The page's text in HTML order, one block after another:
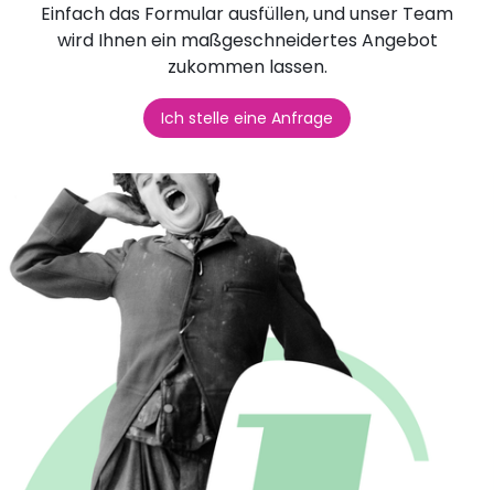
Einfach das Formular ausfüllen, und unser Team
wird Ihnen ein maßgeschneidertes Angebot
zukommen lassen.
Ich stelle eine Anfrage